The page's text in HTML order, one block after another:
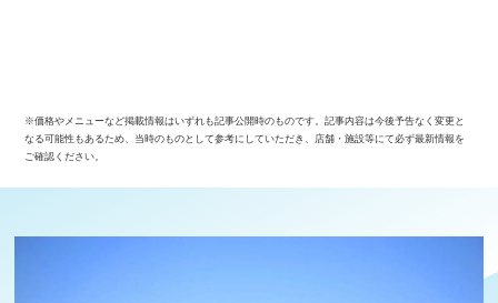
※価格やメニューなど掲載情報はいずれも記事公開時のものです。記事内容は今後予告なく変更と
なる可能性もあるため、当時のものとして参考にしていただき、店舗・施設等にて必ず最新情報を
ご確認ください。